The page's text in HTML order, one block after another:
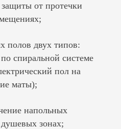
от протечки
полов двух типов:
спиральной системе
пол на
маты);
напольных
зонах;